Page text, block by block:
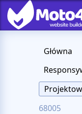
Główna
68005